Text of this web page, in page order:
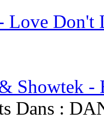
Love Don't
Showtek -
Dans :